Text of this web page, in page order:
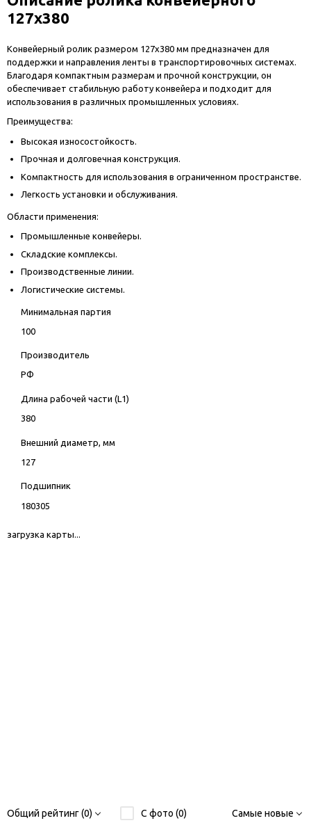
127х380
Конвейерный ролик размером 127х380 мм предназначен для
поддержки и направления ленты в транспортировочных системах.
Благодаря компактным размерам и прочной конструкции, он
обеспечивает стабильную работу конвейера и подходит для
использования в различных промышленных условиях.
Преимущества:
Высокая износостойкость.
Прочная и долговечная конструкция.
Компактность для использования в ограниченном пространстве.
Легкость установки и обслуживания.
Области применения:
Промышленные конвейеры.
Складские комплексы.
Производственные линии.
Логистические системы.
Минимальная партия
100
Производитель
РФ
Длина рабочей части (L1)
380
Внешний диаметр, мм
127
Подшипник
180305
загрузка карты...
Общий рейтинг (0) С фото (0) Самые новые